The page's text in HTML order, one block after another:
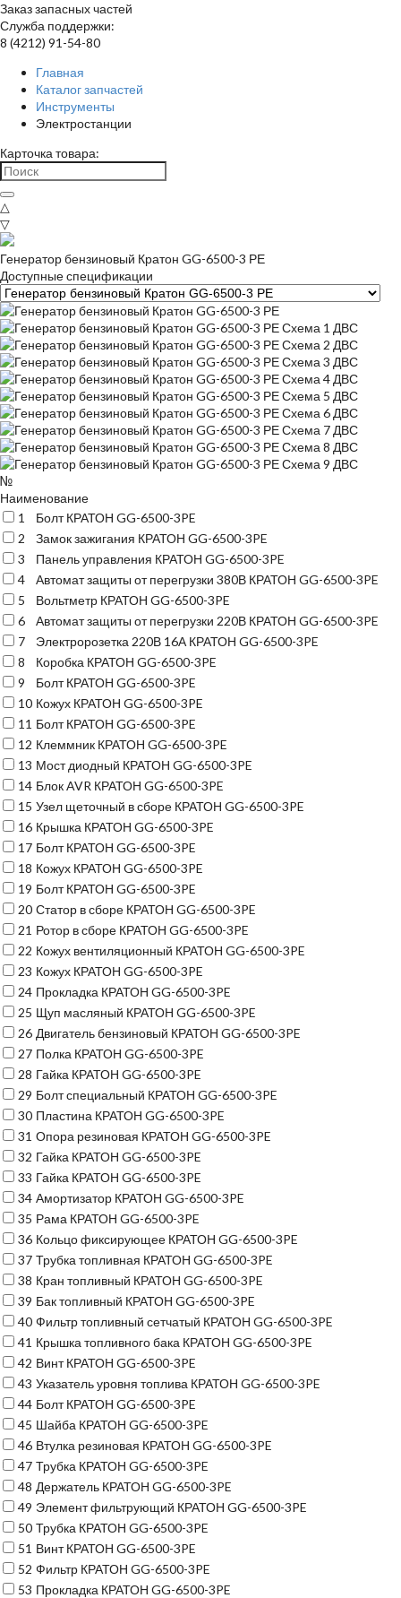
Заказ запасных частей
Служба поддержки:
8 (4212) 91-54-80
Главная
Каталог запчастей
Инструменты
Электростанции
Карточка товара:
△
▽
Генератор бензиновый Кратон GG-6500-3 РЕ
Доступные спецификации
№
Наименование
1
Болт КРАТОН GG-6500-3PE
2
Замок зажигания КРАТОН GG-6500-3PE
3
Панель управления КРАТОН GG-6500-3PE
4
Автомат защиты от перегрузки 380В КРАТОН GG-6500-3PE
5
Вольтметр КРАТОН GG-6500-3PE
6
Автомат защиты от перегрузки 220В КРАТОН GG-6500-3PE
7
Электророзетка 220В 16А КРАТОН GG-6500-3PE
8
Коробка КРАТОН GG-6500-3PE
9
Болт КРАТОН GG-6500-3PE
10 Кожух КРАТОН GG-6500-3PE
11 Болт КРАТОН GG-6500-3PE
12 Клеммник КРАТОН GG-6500-3PE
13 Мост диодный КРАТОН GG-6500-3PE
14 Блок AVR КРАТОН GG-6500-3PE
15 Узел щеточный в сборе КРАТОН GG-6500-3PE
16 Крышка КРАТОН GG-6500-3PE
17 Болт КРАТОН GG-6500-3PE
18 Кожух КРАТОН GG-6500-3PE
19 Болт КРАТОН GG-6500-3PE
20 Статор в сборе КРАТОН GG-6500-3PE
21 Ротор в сборе КРАТОН GG-6500-3PE
22 Кожух вентиляционный КРАТОН GG-6500-3PE
23 Кожух КРАТОН GG-6500-3PE
24 Прокладка КРАТОН GG-6500-3PE
25 Щуп масляный КРАТОН GG-6500-3PE
26 Двигатель бензиновый КРАТОН GG-6500-3PE
27 Полка КРАТОН GG-6500-3PE
28 Гайка КРАТОН GG-6500-3PE
29 Болт специальный КРАТОН GG-6500-3PE
30 Пластина КРАТОН GG-6500-3PE
31 Опора резиновая КРАТОН GG-6500-3PE
32 Гайка КРАТОН GG-6500-3PE
33 Гайка КРАТОН GG-6500-3PE
34 Амортизатор КРАТОН GG-6500-3PE
35 Рама КРАТОН GG-6500-3PE
36 Кольцо фиксирующее КРАТОН GG-6500-3PE
37 Трубка топливная КРАТОН GG-6500-3PE
38 Кран топливный КРАТОН GG-6500-3PE
39 Бак топливный КРАТОН GG-6500-3PE
40 Фильтр топливный сетчатый КРАТОН GG-6500-3PE
41 Крышка топливного бака КРАТОН GG-6500-3PE
42 Винт КРАТОН GG-6500-3PE
43 Указатель уровня топлива КРАТОН GG-6500-3PE
44 Болт КРАТОН GG-6500-3PE
45 Шайба КРАТОН GG-6500-3PE
46 Втулка резиновая КРАТОН GG-6500-3PE
47 Трубка КРАТОН GG-6500-3PE
48 Держатель КРАТОН GG-6500-3PE
49 Элемент фильтрующий КРАТОН GG-6500-3PE
50 Трубка КРАТОН GG-6500-3PE
51 Винт КРАТОН GG-6500-3PE
52 Фильтр КРАТОН GG-6500-3PE
53 Прокладка КРАТОН GG-6500-3PE